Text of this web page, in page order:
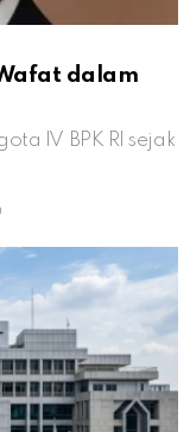
dalam
IV BPK RI sejak